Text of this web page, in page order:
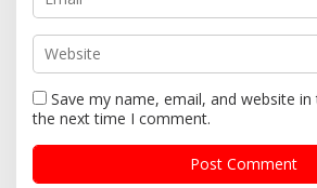
Save my name, email, and website
the next time I comment.